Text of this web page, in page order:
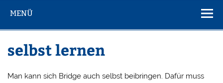
MENÜ
selbst lernen
Man kann sich Bridge auch selbst beibringen. Dafür muss